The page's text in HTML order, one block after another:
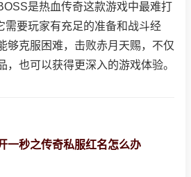
是热血传奇这款游戏中最难打
需要玩家有充足的准备和战斗经
够克服困难，击败赤月天赐，不仅
，也可以获得更深入的游戏体验。
一秒之传奇私服红名怎么办